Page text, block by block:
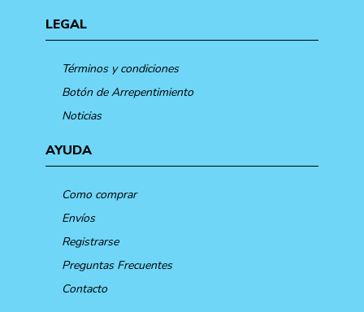
LEGAL
Términos y condiciones
Botón de Arrepentimiento
Noticias
AYUDA
Como comprar
Envíos
Registrarse
Preguntas Frecuentes
Contacto